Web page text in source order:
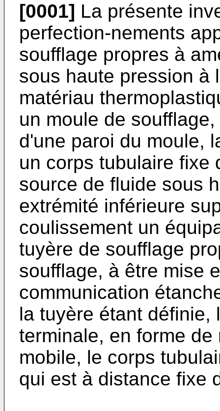
[0001] La présente
perfection-nements
soufflage propres à
sous haute pression à
matériau
un moule de
d'une paroi du moule,
un corps tubulaire fixe
source de fluide sous
extrémité inférieure
coulissement un
tuyère de soufflage
soufflage, à être mise
communication
la tuyère étant définie,
terminale, en forme
mobile, le corps
qui est à distance fixe